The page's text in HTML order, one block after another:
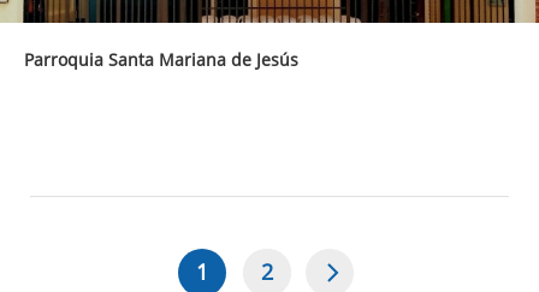
Parroquia Santa Mariana de Jesús
Paginación
1 2